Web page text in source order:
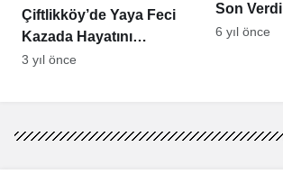
Çiftlikköy’de Yaya Feci
Kazada Hayatını
Kaybetti
3 yıl önce
Son Verdi
6 yıl önce